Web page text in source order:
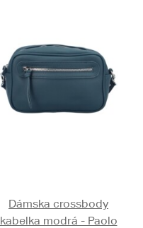
Dámska crossbody
kabelka modrá - Paolo